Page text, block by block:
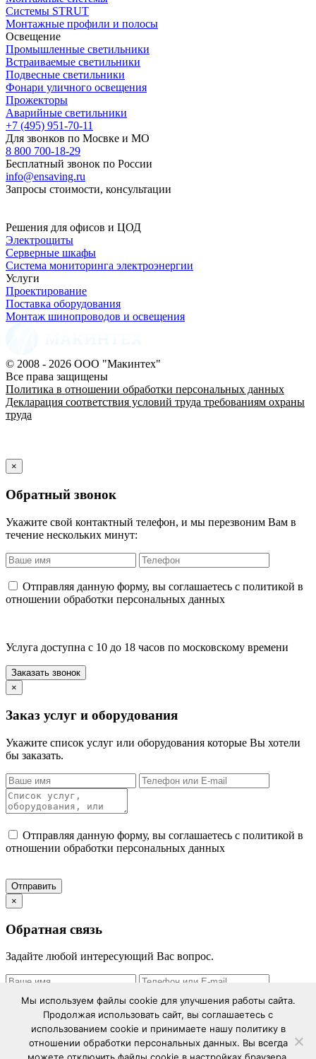
Мы используем файлы cookie для улучшения работы сайта.
Продолжая использовать сайт, вы соглашаетесь с
использованием cookie и принимаете нашу политику в
отношении обработки персональных данных. Вы всегда
Системы STRUT
Монтажные профили и полосы
Освещение
Промышленные светильники
Встраиваемые светильники
Подвесные светильники
Фонари уличного освещения
Прожекторы
Аварийные светильники
+7 (495) 951-70-11
Для звонков по Мосвке и МО
8 800 700-18-29
Бесплатный звонок по России
info@ensaving.ru
Запросы стоимости, консультации
Решения для офисов и ЦОД
Электрощиты
Серверные шкафы
Система мониторинга электроэнергии
Услуги
Проектирование
Поставка оборудования
Монтаж шинопроводов и освещения
© 2008 - 2026 ООО "Макинтех"
Все права защищены
Политика в отношении обработки персональных данных
Декларация соответствия условий труда требованиям охраны
труда
×
Обратный звонок
Укажите свой контактный телефон, и мы перезвоним Вам в
течение нескольких минут:
Отправляя данную форму, вы соглашаетесь с политикой в
отношении обработки персональных данных
Услуга доступна с 10 до 18 часов по московскому времени
×
Заказ услуг и оборудования
Укажите список услуг или оборудования которые Вы хотели
бы заказать.
Отправляя данную форму, вы соглашаетесь с политикой в
отношении обработки персональных данных
×
Обратная связь
Задайте любой интересующий Вас вопрос.
Отправляя данную форму, вы соглашаетесь с политикой в
отношении обработки персональных данных